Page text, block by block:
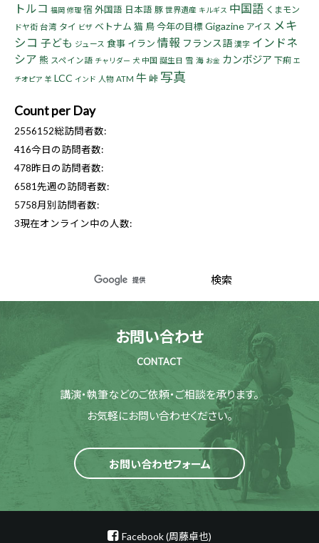
トルコ 福岡 修理 宿 外国語 日本語 豚 世界遺産 キルギス 中国語 くまモン
ドヤ街 台湾 タイ ビザ ベトナム 猫 鳥今年の目標Gigazine アイス メキ
シコ 子ども ジュース 食事 イラン 情報 フランス語 漢字 インドネ
シア 熊 スペイン語 チャリダー 犬 中国 誕生日 雪 海 お金 カンボジア 下痢 エ
チオピア 羊 LCC インド 人物 ATM 牛峠 写真
Count per Day
2556152総訪問者数:
416今日の訪問者数:
478昨日の訪問者数:
6581先週の訪問者数:
5758月別訪問者数:
3現在オンライン中の人数:
お問い合わせ
CONTACT
講演・執筆などのご依頼・ご相談を承ります。
お気軽にお問い合わせください。
お問い合わせフォーム
Facebook (周藤卓也)